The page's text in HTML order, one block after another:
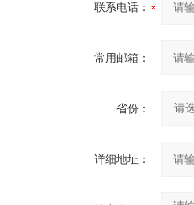
联系电话：
常用邮箱：
省份：
详细地址：